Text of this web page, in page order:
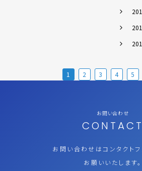
1 2 3 4 5
お問い合わせ
CONTACT
お問い合わせはコンタクトフ
お願いいたします。